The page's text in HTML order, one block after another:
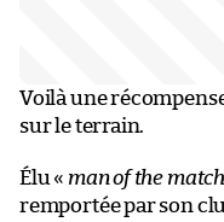
Voilà une
sur le terrain.
Élu « man of the match
remportée par son